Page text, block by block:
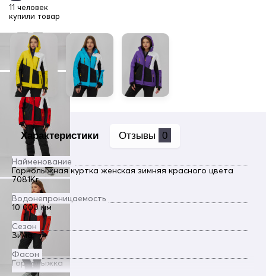
11 человек
купили товар
Характеристики Отзывы 0
Найменование
Горнолыжная куртка женская зимняя красного цвета
7081Kr
Водонепроницаемость
10 000 мм
Сезон
Зима
Фасон
Горнолыжка